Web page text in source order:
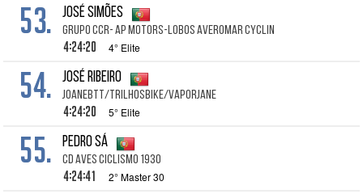
53. José Simões
Grupo ccr- Ap motors-Lobos Averomar Cyclin
4:24:20 4° Elite
54. José Ribeiro
JoaneBTT/TrilhosBike/Vaporjane
4:24:20 5° Elite
55. Pedro Sá
Cd Aves Ciclismo 1930
4:24:41 2° Master 30